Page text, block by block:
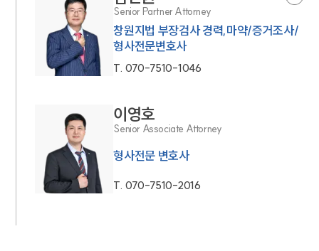
Senior Partner Attorney
창원지법 부장검사 경력,마약/증거조사/
형사전문변호사
T. 070-7510-1046
이영호
Senior Associate Attorney
형사전문 변호사
T. 070-7510-2016